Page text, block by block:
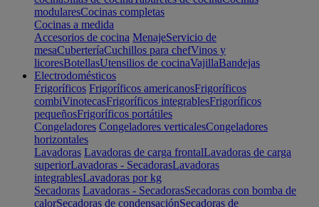
modularesCocinas completas
Cocinas a medida
Accesorios de cocina MenajeServicio de
mesaCuberteríaCuchillos para chefVinos y
licoresBotellasUtensilios de cocinaVajillaBandejas
Electrodomésticos
Frigoríficos Frigoríficos americanosFrigoríficos
combiVinotecasFrigoríficos integrablesFrigoríficos
pequeñosFrigoríficos portátiles
Congeladores Congeladores verticalesCongeladores
horizontales
Lavadoras Lavadoras de carga frontalLavadoras de carga
superiorLavadoras - SecadorasLavadoras
integrablesLavadoras por kg
Secadoras Lavadoras - SecadorasSecadoras con bomba de
calorSecadoras de condensaciónSecadoras de